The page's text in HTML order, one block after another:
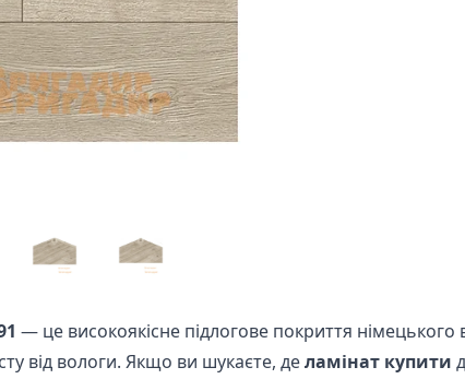
— це високоякісне підлогове покриття
від вологи. Якщо ви шукаєте, деламінат купити